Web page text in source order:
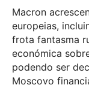
Macron
europeias,
frota fantasma
económica
podendo ser
Moscovo